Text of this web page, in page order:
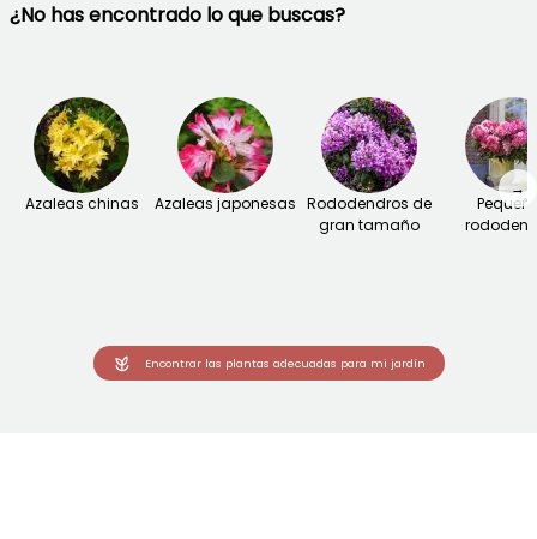
¿No has encontrado lo que buscas?
Azaleas chinas Azaleas japonesas Rododendros de
gran tamaño
→
Encontrar las plantas adecuadas para mi jardín